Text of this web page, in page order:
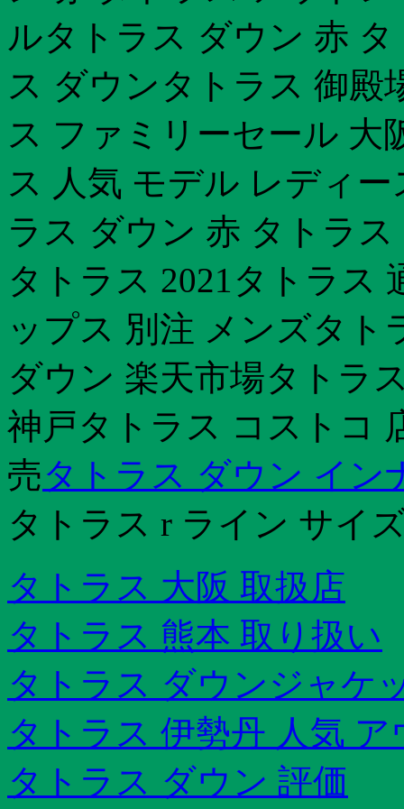
ルタトラス ダウン 赤
ス ダウンタトラス 御殿
ス ファミリーセール 大
ス 人気 モデル レディ
ラス ダウン 赤 タトラ
タトラス 2021タトラス
ップス 別注 メンズタ
ダウン 楽天市場タトラ
神戸タトラス コストコ
売タトラス ダウン イン
タトラス r ライン サイ
タトラス 大阪 取扱店
タトラス 熊本 取り扱い
タトラス ダウンジャケ
タトラス 伊勢丹 人気
タトラス ダウン 評価